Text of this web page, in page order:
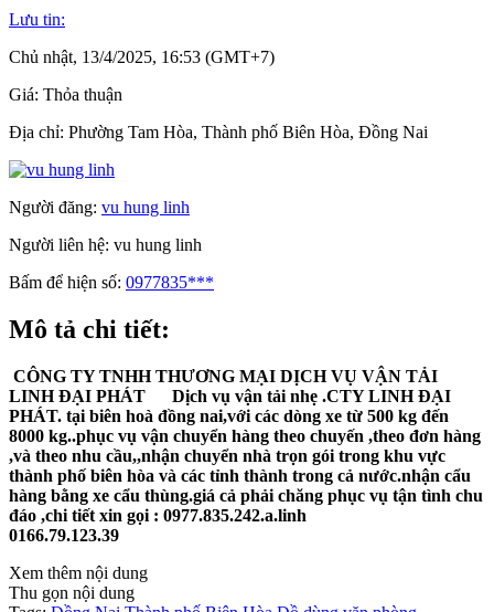
Lưu tin:
Chủ nhật, 13/4/2025, 16:53 (GMT+7)
Giá: Thỏa thuận
Địa chỉ: Phường Tam Hòa, Thành phố Biên Hòa, Đồng Nai
Người đăng: vu hung linh
Người liên hệ: vu hung linh
Bấm để hiện số: 0977835***
Mô tả chi tiết:
CÔNG TY TNHH THƯƠNG MẠI DỊCH VỤ VẬN TẢI
LINH ĐẠI PHÁT Dịch vụ vận tải nhẹ .CTY LINH ĐẠI
PHÁT. tại biên hoà đồng nai,với các dòng xe từ 500 kg đến
8000 kg..phục vụ vận chuyển hàng theo chuyến ,theo đơn hàng
,và theo nhu cầu,,nhận chuyển nhà trọn gói trong khu vực
thành phố biên hòa và các tỉnh thành trong cả nước.nhận cẩu
hàng bằng xe cẩu thùng.giá cả phải chăng phục vụ tận tình chu
đáo ,chi tiết xin gọi : 0977.835.242.a.linh
0166.79.123.39
Xem thêm nội dung
Thu gọn nội dung